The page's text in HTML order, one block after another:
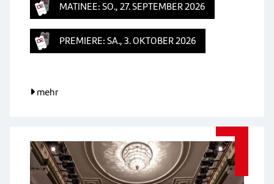
MATINEE: SO., 27. SEPTEMBER 2026
PREMIERE: SA., 3. OKTOBER 2026
mehr